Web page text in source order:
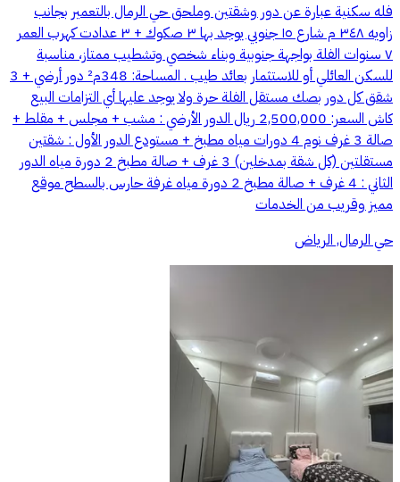
فله سكنية عبارة عن دور وشقتين وملحق حي الرمال بالتعمير بجانب
زاويه ٣٤٨ م شارع ١٥ جنوبي يوجد بها ٣ صكوك + ٣ عدادت كهرب العمر
٧ سنوات الفلة بواجهة جنوبية وبناء شخصي وتشطيب ممتاز، مناسبة
للسكن العائلي أو للاستثمار بعائد طيب . المساحة: 348م² دور أرضي + 3
شقق كل دور بصك مستقل الفلة حرة ولا يوجد عليها أي التزامات البيع
كاش السعر: 2,500,000 ريال الدور الأرضي : مشب + مجلس + مقلط +
صالة 3 غرف نوم 4 دورات مياه مطبخ + مستودع الدور الأول : شقتين
مستقلتين (كل شقة بمدخلين) 3 غرف + صالة مطبخ 2 دورة مياه الدور
الثاني : 4 غرف + صالة مطبخ 2 دورة مياه غرفة حارس بالسطح موقع
مميز وقريب من الخدمات
حي الرمال, الرياض